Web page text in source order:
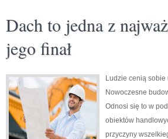
Dach to jedna z
jego finał
Ludzie cenią
Nowoczesne
Odnosi się to w
obiektów
przyczyny